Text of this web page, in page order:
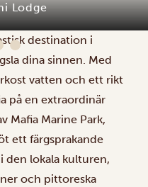
Lodge
destination i
dina sinnen. Med
vatten och ett rikt
på en extraordinär
Mafia Marine Park,
ett färgsprakande
den lokala kulturen,
och pittoreska